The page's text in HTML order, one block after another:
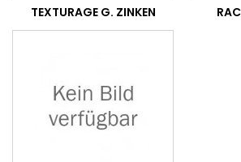
TEXTURAGE G. ZINKEN